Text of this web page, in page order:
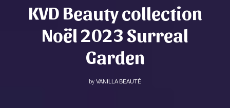
KVD Beauty collection
Noël 2023 Surreal
Garden
by VANILLA BEAUTÉ